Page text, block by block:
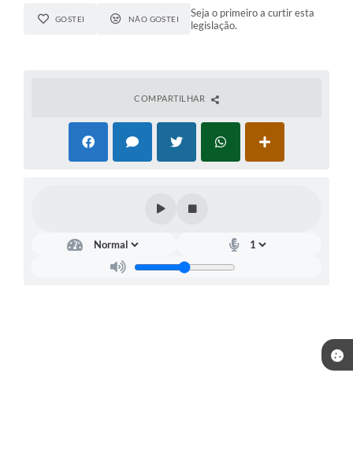
GOSTEI NÃO GOSTEI
Seja o primeiro a curtir esta
legislação.
COMPARTILHAR